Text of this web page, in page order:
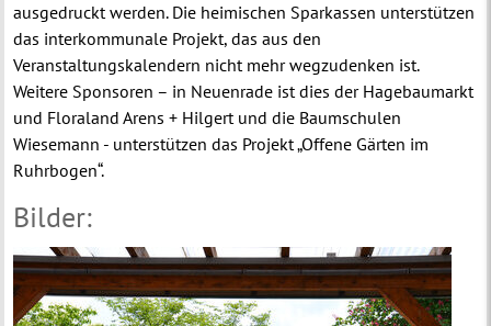
ausgedruckt werden. Die heimischen Sparkassen unterstützen
das interkommunale Projekt, das aus den
Veranstaltungskalendern nicht mehr wegzudenken ist.
Weitere Sponsoren – in Neuenrade ist dies der Hagebaumarkt
und Floraland Arens + Hilgert und die Baumschulen
Wiesemann - unterstützen das Projekt „Offene Gärten im
Ruhrbogen“.
Bilder: